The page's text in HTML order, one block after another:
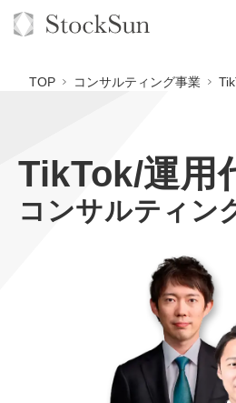
オーダーメイド支援
TOP
BPO支援
定額制営業代行『カリトルくん』
定額制採用代行・RPO『トルト
営業改善特化の動画制作『動画で
格安でAI導入支援『あいのりAI』
拡散付1日密着動画制作『まるご
1本無料で記事を制作『SEOトラ
TOP コンサルティング事業
TikTok/運用
コンサルティン